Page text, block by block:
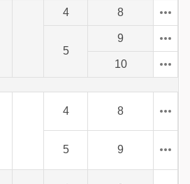
4 8
5
9
10
4 8
5 9